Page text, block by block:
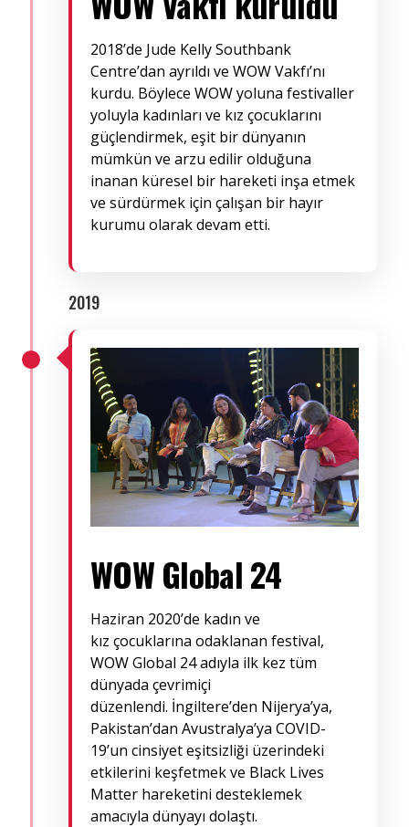
2018’de Jude Kelly Southbank
Centre’dan ayrıldı ve WOW Vakfı’nı
kurdu. Böylece WOW yoluna festivaller
yoluyla kadınları ve kız çocuklarını
güçlendirmek, eşit bir dünyanın
mümkün ve arzu edilir olduğuna
inanan küresel bir hareketi inşa etmek
ve sürdürmek için çalışan bir hayır
kurumu olarak devam etti.
2019
WOW Global 24
Haziran 2020’de kadın ve
kız çocuklarına odaklanan festival,
WOW Global 24 adıyla ilk kez tüm
dünyada çevrimiçi
düzenlendi. İngiltere’den Nijerya’ya,
Pakistan’dan Avustralya’ya COVID-
19’un cinsiyet eşitsizliği üzerindeki
etkilerini keşfetmek ve Black Lives
Matter hareketini desteklemek
amacıyla dünyayı dolaştı.